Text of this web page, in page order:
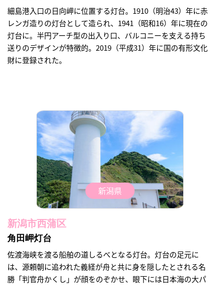
細島港入口の日向岬に位置する灯台。1910（明治43）年に赤
レンガ造りの灯台として造られ、1941（昭和16）年に現在の
灯台に。半円アーチ型の出入り口、バルコニーを支える持ち
送りのデザインが特徴的。2019（平成31）年に国の有形文化
財に登録された。
新潟県
新潟市西蒲区
角田岬灯台
佐渡海峡を渡る船舶の道しるべとなる灯台。灯台の足元に
は、源頼朝に追われた義経が舟と共に身を隠したとされる名
勝「判官舟かくし」が顔をのぞかせ、眼下には日本海の大パ